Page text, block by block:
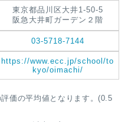
東京都品川区大井1-50-5
阪急大井町ガーデン２階
03-5718-7144
https://www.ecc.jp/school/to
kyo/oimachi/
価の平均値となります。(0.5